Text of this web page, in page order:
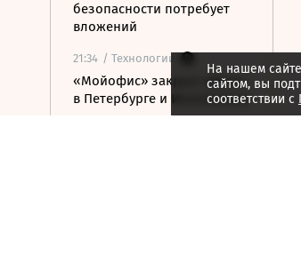
безопасности потребует
вложений
21:34 / Технологии
«Мойофис» закрыл офисы
в Петербурге и Иннополисе
На нашем
сайтом, вы
соответствии с